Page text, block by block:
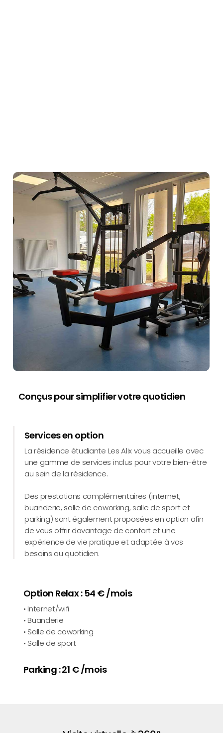
Conçus pour simplifier votre quotidien
Services en option
La résidence étudiante Les Alix vous accueille avec
une gamme de services inclus pour votre bien-être
au sein de la résidence.
Des prestations complémentaires (internet,
buanderie, salle de coworking, salle de sport et
parking) sont également proposées en option afin
de vous offrir davantage de confort et une
expérience de vie pratique et adaptée à vos
besoins au quotidien.
Option Relax : 54 € /mois
• Internet/wifi
• Buanderie
• Salle de coworking
• Salle de sport
Parking : 21 € /mois